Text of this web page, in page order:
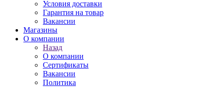
Условия доставки
Гарантия на товар
Вакансии
Магазины
О компании
Назад
О компании
Сертификаты
Вакансии
Политика